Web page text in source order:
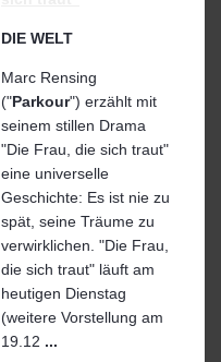
DIE WELT
Marc Rensing
("Parkour") erzählt mit
seinem stillen Drama
"Die Frau, die sich traut"
eine universelle
Geschichte: Es ist nie zu
spät, seine Träume zu
verwirklichen. "Die Frau,
die sich traut" läuft am
heutigen Dienstag
(weitere Vorstellung am
19.12 ...